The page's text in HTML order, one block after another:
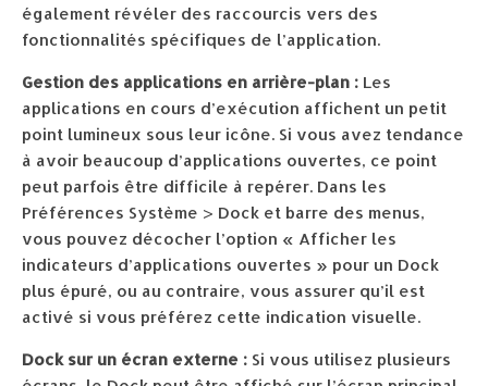
également révéler des raccourcis vers des
fonctionnalités spécifiques de l’application.
Gestion des applications en arrière-plan : Les
applications en cours d’exécution affichent un petit
point lumineux sous leur icône. Si vous avez tendance
à avoir beaucoup d’applications ouvertes, ce point
peut parfois être difficile à repérer. Dans les
Préférences Système > Dock et barre des menus,
vous pouvez décocher l’option « Afficher les
indicateurs d’applications ouvertes » pour un Dock
plus épuré, ou au contraire, vous assurer qu’il est
activé si vous préférez cette indication visuelle.
Dock sur un écran externe : Si vous utilisez plusieurs